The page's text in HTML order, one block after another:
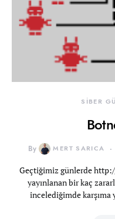
SİBER
By MERT SARICA
Geçtiğimiz günlerde
yayınlanan bir kaç
incelediğimde karşıma